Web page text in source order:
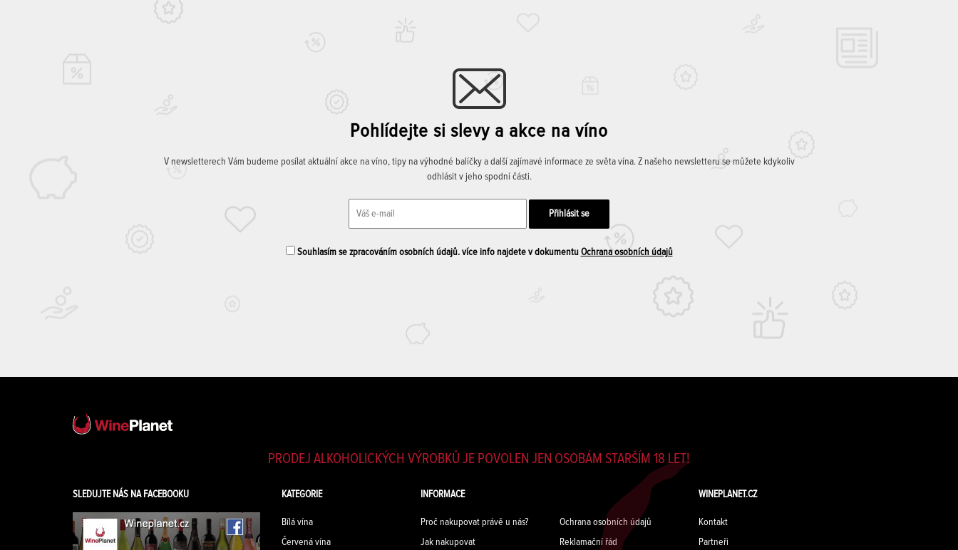
Pohlídejte si slevy a akce na víno
V newsletterech Vám budeme posílat aktuální akce na víno, tipy na výhodné balíčky a další zajímavé informace ze světa vína. Z našeho newsletteru se můžete kdykoliv
odhlásit v jeho spodní části.
Souhlasím se zpracováním osobních údajů. více info najdete v dokumentu Ochrana osobních údajů
PRODEJ ALKOHOLICKÝCH VÝROBKŮ JE POVOLEN JEN OSOBÁM STARŠÍM 18 LET!
SLEDUJTE NÁS NA FACEBOOKU KATEGORIE
Bílá vína
Červená vína
INFORMACE
Proč nakupovat právě u nás?
Jak nakupovat
Ochrana osobních údajů
Reklamační řád
WINEPLANET.CZ
Kontakt
Partneři